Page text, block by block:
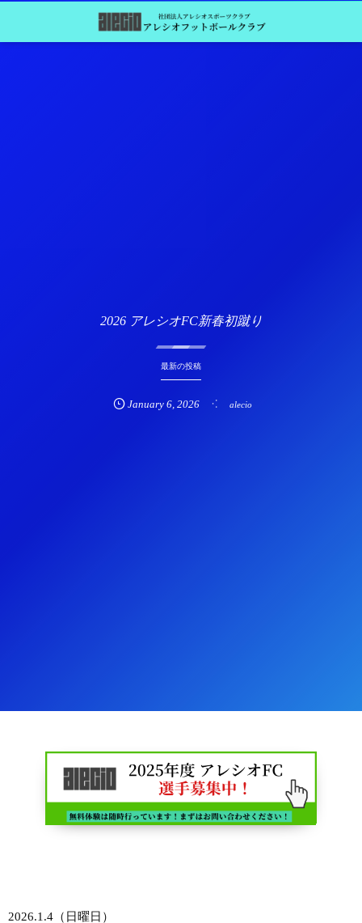
2026 アレシオFC新春初蹴り
最新の投稿
January 6, 2026 alecio
2026.1.4（日曜日）